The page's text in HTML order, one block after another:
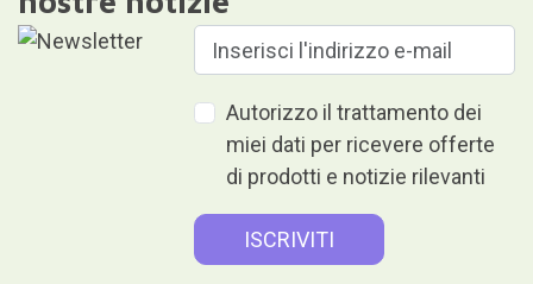
Autorizzo il trattamento dei
miei dati per ricevere offerte
di prodotti e notizie rilevanti